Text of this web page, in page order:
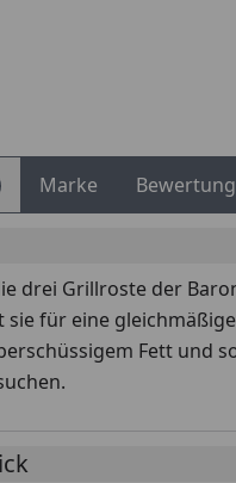
Marke
drei Grillroste der
für eine
Fett und